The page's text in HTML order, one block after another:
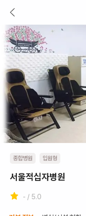
종합병원 입원형
서울적십자병원
- / 5.0